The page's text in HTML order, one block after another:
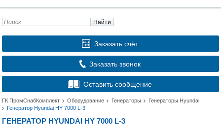
Найти
Заказать счёт
Заказать звонок
Оставить сообщение
ГК ПромСнабКомплект Оборудование Генераторы
Генераторы Hyundai
Генератор Hyundai HY 7000 L-3
ГЕНЕРАТОР HYUNDAI HY 7000 L-3